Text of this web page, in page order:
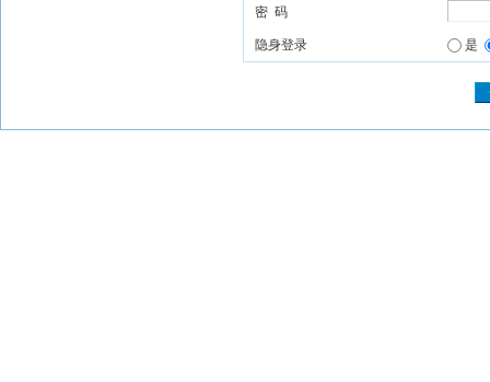
密 码
隐身登录 是